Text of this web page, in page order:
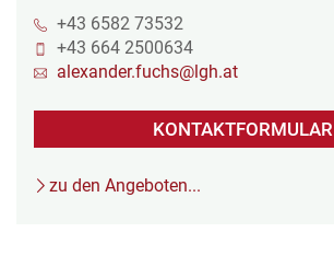
+43 6582 73532
+43 664 2500634
alexander.fuchs@lgh.at
KONTAKTFORMULAR
zu den Angeboten...